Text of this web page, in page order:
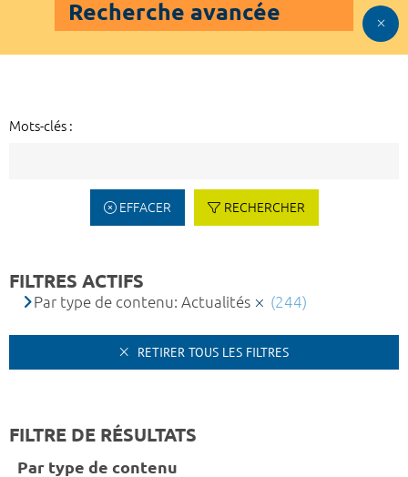
Recherche avancée
Mots-clés :
EFFACER RECHERCHER
FILTRES ACTIFS
Par type de contenu: Actualités (244)
RETIRER TOUS LES FILTRES
FILTRE DE RÉSULTATS
Par type de contenu